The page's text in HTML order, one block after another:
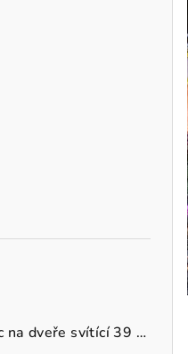
Vánoční věnec na dveře svítící 39 cm